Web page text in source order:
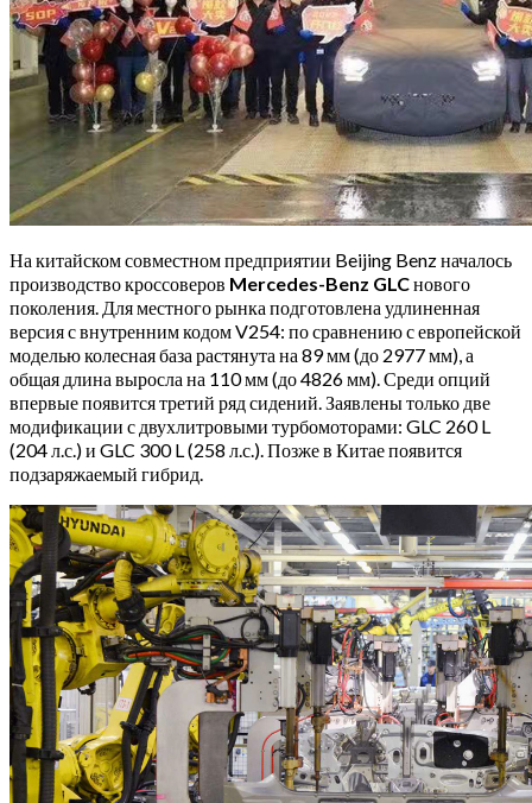
На китайском совместном предприятии Beijing Benz началось
производство кроссоверов Mercedes-Benz GLCнового
поколения. Для местного рынка подготовлена удлиненная
версия с внутренним кодом V254: по сравнению с европейской
моделью колесная база растянута на 89 мм (до 2977 мм), а
общая длина выросла на 110 мм (до 4826 мм). Среди опций
впервые появится третий ряд сидений. Заявлены только две
модификации с двухлитровыми турбомоторами: GLC 260 L
(204 л.с.) и GLC 300 L (258 л.с.). Позже в Китае появится
подзаряжаемый гибрид.